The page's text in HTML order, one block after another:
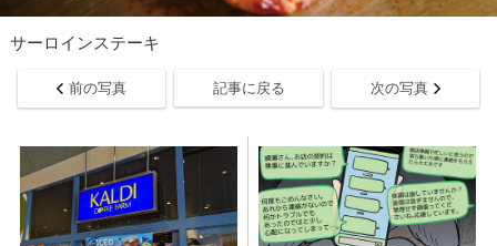
サーロインステーキ
前の写真 記事に戻る 次の写真